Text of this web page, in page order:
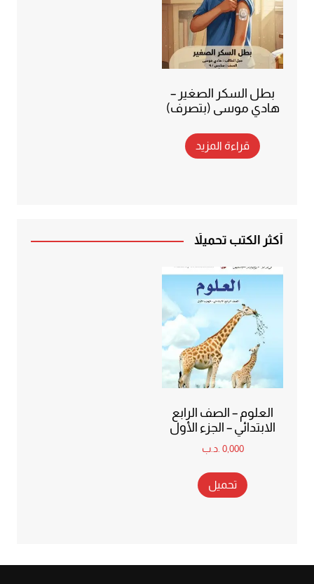
بطل السكر الصغير –
هادي موسى (بتصرف)
قراءة المزيد
أكثر الكتب تحميلاً
العلوم – الصف الرابع
الابتدائي – الجزء الأول
0,000 .د.ب
تحميل